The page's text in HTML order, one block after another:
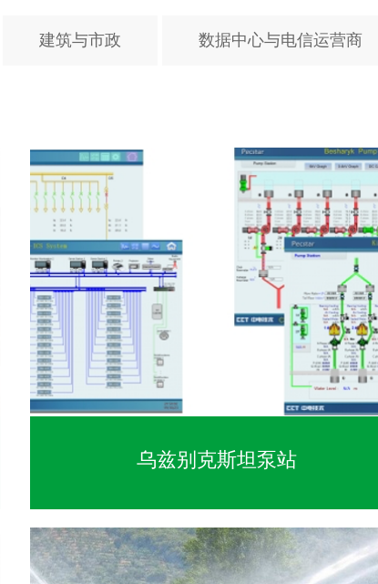
建筑与市政 数据中心与电信运营商
乌兹别克斯坦泵站